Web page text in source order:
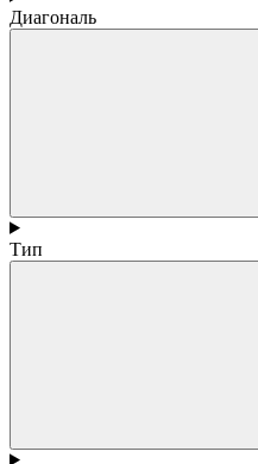
Диагональ
Тип